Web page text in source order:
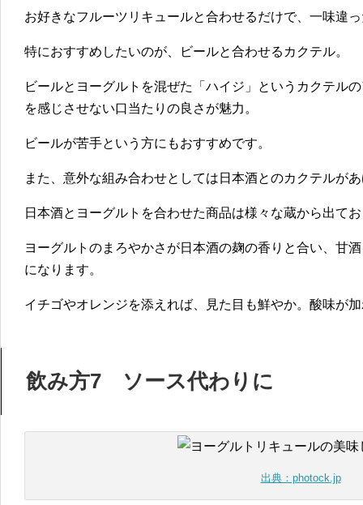
お好きなフルーツリキュールと合わせるだけで、一味違
特におすすめしたいのが、ビールと合わせるカクテル。
ビールとヨーグルトを混ぜた「ハイジ」というカクテル
を感じさせない口当たりの良さが魅力。
ビールが苦手という方にもおすすめです。
また、意外な組み合わせとしては日本酒とのカクテルが
日本酒とヨーグルトを合わせた商品は様々な蔵から出て
ヨーグルトのまろやかさが日本酒の麹の香りと合い、甘
になります。
イチゴやオレンジを添えれば、見た目も鮮やか。酸味が
飲み方7 ソース代わりに
出典：photock.jp